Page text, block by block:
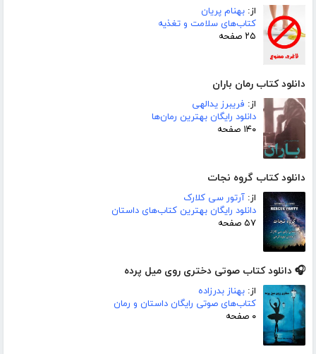
از: بهنام پریان
کتاب‌های سلامت و تغذیه
۲۵ صفحه
دانلود کتاب رمان باران
از: فریبرز یدالهی
دانلود رایگان بهترین رمان‌ها
۱۴۰ صفحه
دانلود کتاب گروه نجات
از: آرتور سی کلارک
دانلود رایگان بهترین کتاب‌های داستان
۵۷ صفحه
🎧 دانلود کتاب صوتی دختری روی میل پرده
از: بهناز بدرزاده
کتاب‌های صوتی رایگان داستان و رمان
۰ صفحه